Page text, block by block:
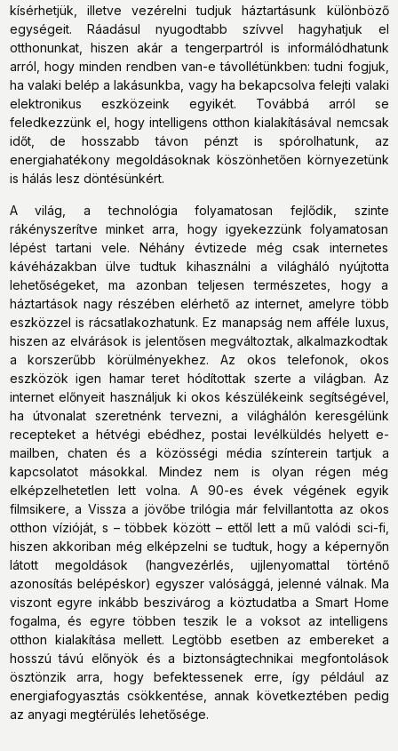
kísérhetjük, illetve vezérelni tudjuk háztartásunk különböző
egységeit. Ráadásul nyugodtabb szívvel hagyhatjuk el
otthonunkat, hiszen akár a tengerpartról is informálódhatunk
arról, hogy minden rendben van-e távollétünkben: tudni fogjuk,
ha valaki belép a lakásunkba, vagy ha bekapcsolva felejti valaki
elektronikus eszközeink egyikét. Továbbá arról se
feledkezzünk el, hogy intelligens otthon kialakításával nemcsak
időt, de hosszabb távon pénzt is spórolhatunk, az
energiahatékony megoldásoknak köszönhetően környezetünk
is hálás lesz döntésünkért.
A világ, a technológia folyamatosan fejlődik, szinte
rákényszerítve minket arra, hogy igyekezzünk folyamatosan
lépést tartani vele. Néhány évtizede még csak internetes
kávéházakban ülve tudtuk kihasználni a világháló nyújtotta
lehetőségeket, ma azonban teljesen természetes, hogy a
háztartások nagy részében elérhető az internet, amelyre több
eszközzel is rácsatlakozhatunk. Ez manapság nem afféle luxus,
hiszen az elvárások is jelentősen megváltoztak, alkalmazkodtak
a korszerűbb körülményekhez. Az okos telefonok, okos
eszközök igen hamar teret hódítottak szerte a világban. Az
internet előnyeit használjuk ki okos készülékeink segítségével,
ha útvonalat szeretnénk tervezni, a világhálón keresgélünk
recepteket a hétvégi ebédhez, postai levélküldés helyett e-
mailben, chaten és a közösségi média színterein tartjuk a
kapcsolatot másokkal. Mindez nem is olyan régen még
elképzelhetetlen lett volna. A 90-es évek végének egyik
filmsikere, a Vissza a jövőbe trilógia már felvillantotta az okos
otthon vízióját, s – többek között – ettől lett a mű valódi sci-fi,
hiszen akkoriban még elképzelni se tudtuk, hogy a képernyőn
látott megoldások (hangvezérlés, ujjlenyomattal történő
azonosítás belépéskor) egyszer valósággá, jelenné válnak. Ma
viszont egyre inkább beszivárog a köztudatba a Smart Home
fogalma, és egyre többen teszik le a voksot az intelligens
otthon kialakítása mellett. Legtöbb esetben az embereket a
hosszú távú előnyök és a biztonságtechnikai megfontolások
ösztönzik arra, hogy befektessenek erre, így például az
energiafogyasztás csökkentése, annak következtében pedig
az anyagi megtérülés lehetősége.